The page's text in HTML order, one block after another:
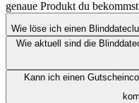
genaue Produkt du
Wie löse ich einen
Wie aktuell sind die
Kann ich einen